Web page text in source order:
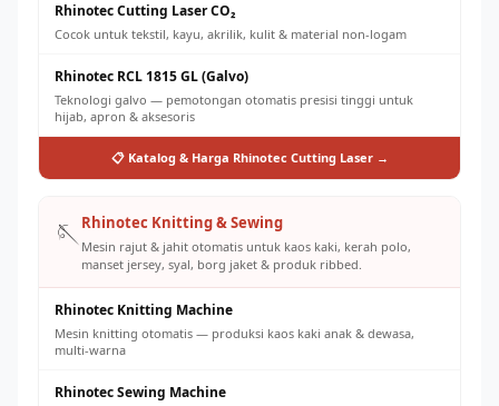
Rhinotec Cutting Laser CO₂
Cocok untuk tekstil, kayu, akrilik, kulit & material non-logam
Rhinotec RCL 1815 GL (Galvo)
Teknologi galvo — pemotongan otomatis presisi tinggi untuk
hijab, apron & aksesoris
📋 Katalog & Harga Rhinotec Cutting Laser →
🪡Rhinotec Knitting & Sewing
Mesin rajut & jahit otomatis untuk kaos kaki, kerah polo,
manset jersey, syal, borg jaket & produk ribbed.
Rhinotec Knitting Machine
Mesin knitting otomatis — produksi kaos kaki anak & dewasa,
multi-warna
Rhinotec Sewing Machine